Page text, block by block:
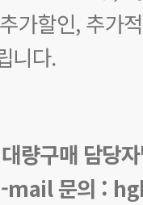
가할인, 추가
니다.
량구매 담당
mail 문의 :